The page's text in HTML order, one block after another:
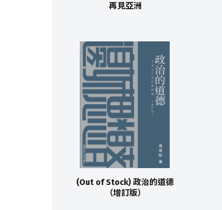
再見亞洲
(Out of Stock) 政治的道德
（增訂版）